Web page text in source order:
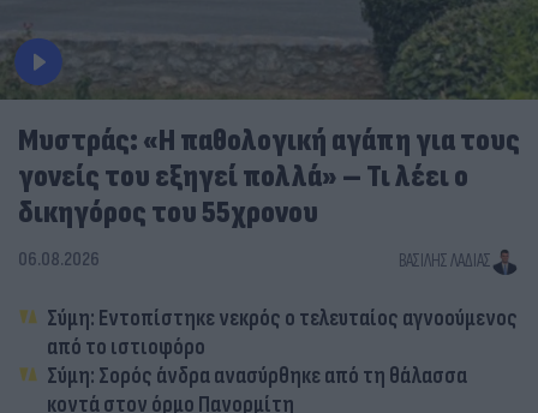
Μυστράς: «Η παθολογική αγάπη για τους
γονείς του εξηγεί πολλά» – Τι λέει ο
δικηγόρος του 55χρονου
06.08.2026 ΒΑΣΊΛΗΣ ΛΑΔΙΆΣ
Σύμη: Εντοπίστηκε νεκρός ο τελευταίος αγνοούμενος
από το ιστιοφόρο
Σύμη: Σορός άνδρα ανασύρθηκε από τη θάλασσα
κοντά στον όρμο Πανορμίτη